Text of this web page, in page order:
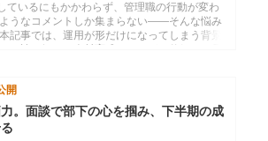
ているにもかかわらず、管理職の行動が変わ
うなコメントしか集まらない――そんな悩み
記事では、運用が形だけになってしまう背景
開
。面談で部下の心を掴み、下半期の成